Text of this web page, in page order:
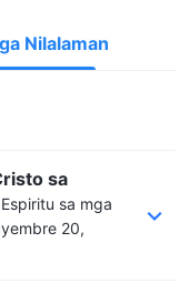
Nilalaman
sa
sa mga
20,